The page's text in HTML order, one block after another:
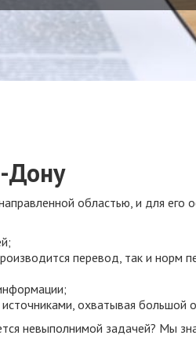
Дону
областью, и для его
перевод, так и норм
охватывая большой
невыполнимой задачей? Мы